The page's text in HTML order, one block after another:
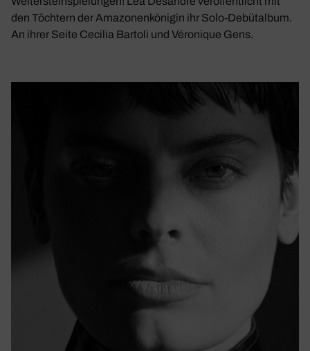
den Töchtern der Amazonenkönigin ihr Solo-Debütalbum.
An ihrer Seite Cecilia Bartoli und Véronique Gens.